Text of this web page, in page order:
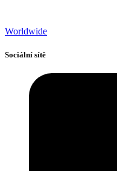
Worldwide
Sociální sítě